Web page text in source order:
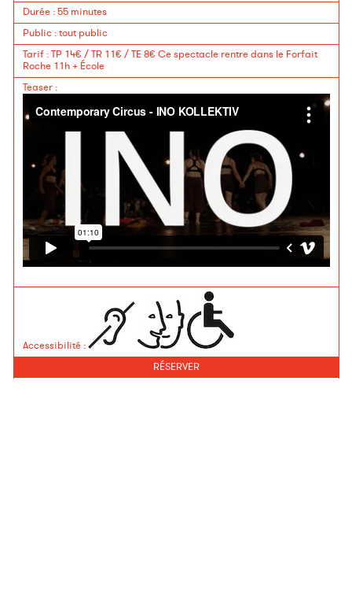
Durée:55 minutes
Public:tout public
Tarif:TP 14€ / TR 11€ / TE 8€ Ce spectacle rentre dans le Forfait
Roche 11h + École
Teaser:
Accessibilité:
RÉSERVER